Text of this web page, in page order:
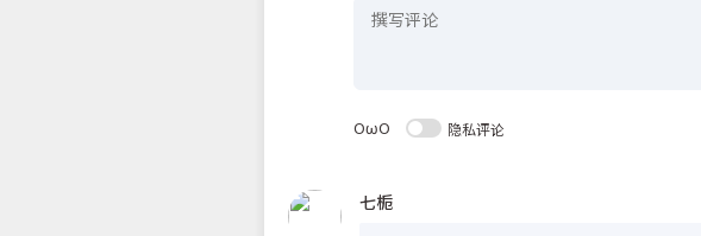
OωO 隐私评论
七栀